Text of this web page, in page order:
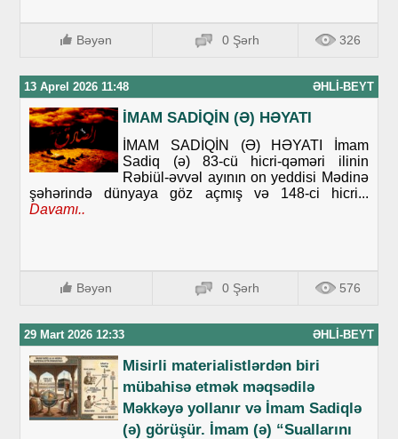
Bəyən 0 Şərh 326
13 Aprel 2026 11:48 ƏHLI-BEYT
İMAM SADİQİN (Ə) HƏYATI
İMAM SADİQİN (Ə) HƏYATI İmam
Sadiq (ə) 83-cü hicri-qəməri ilinin
Rəbiül-əvvəl ayının on yeddisi Mədinə
şəhərində dünyaya göz açmış və 148-ci hicri...
Davamı..
Bəyən 0 Şərh 576
29 Mart 2026 12:33 ƏHLI-BEYT
Misirli materialistlərdən biri
mübahisə etmək məqsədilə
Məkkəyə yollanır və İmam Sadiqlə
(ə) görüşür. İmam (ə) “Suallarını